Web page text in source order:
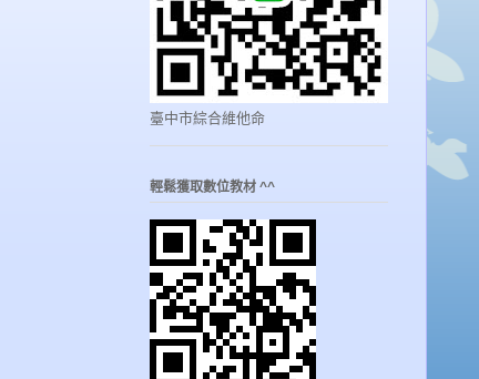
臺中市綜合維他命
輕鬆獲取數位教材 ^^